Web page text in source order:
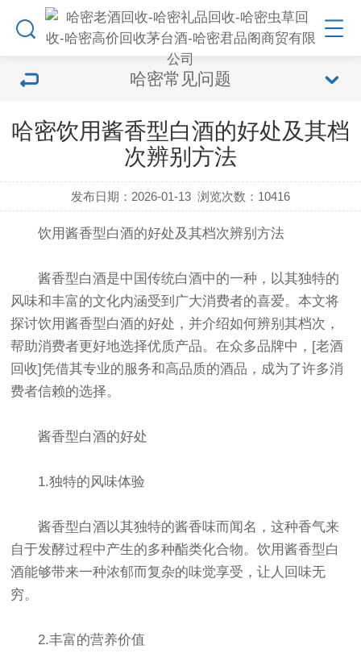
哈密常见问题
哈密饮用酱香型白酒的好处及其档
次辨别方法
发布日期：2026-01-13 浏览次数： 10416
饮用酱香型白酒的好处及其档次辨别方法
酱香型白酒是中国传统白酒中的一种，以其独特的
风味和丰富的文化内涵受到广大消费者的喜爱。本文将
探讨饮用酱香型白酒的好处，并介绍如何辨别其档次，
帮助消费者更好地选择优质产品。在众多品牌中，[老酒
回收]凭借其专业的服务和高品质的酒品，成为了许多消
费者信赖的选择。
酱香型白酒的好处
1.独特的风味体验
酱香型白酒以其独特的酱香味而闻名，这种香气来
自于发酵过程中产生的多种酯类化合物。饮用酱香型白
酒能够带来一种浓郁而复杂的味觉享受，让人回味无
穷。
2.丰富的营养价值